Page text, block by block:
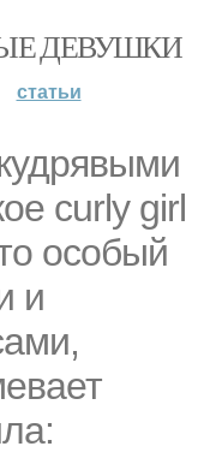
ДЕВУШКИ
статьи
curly girl
особый
и